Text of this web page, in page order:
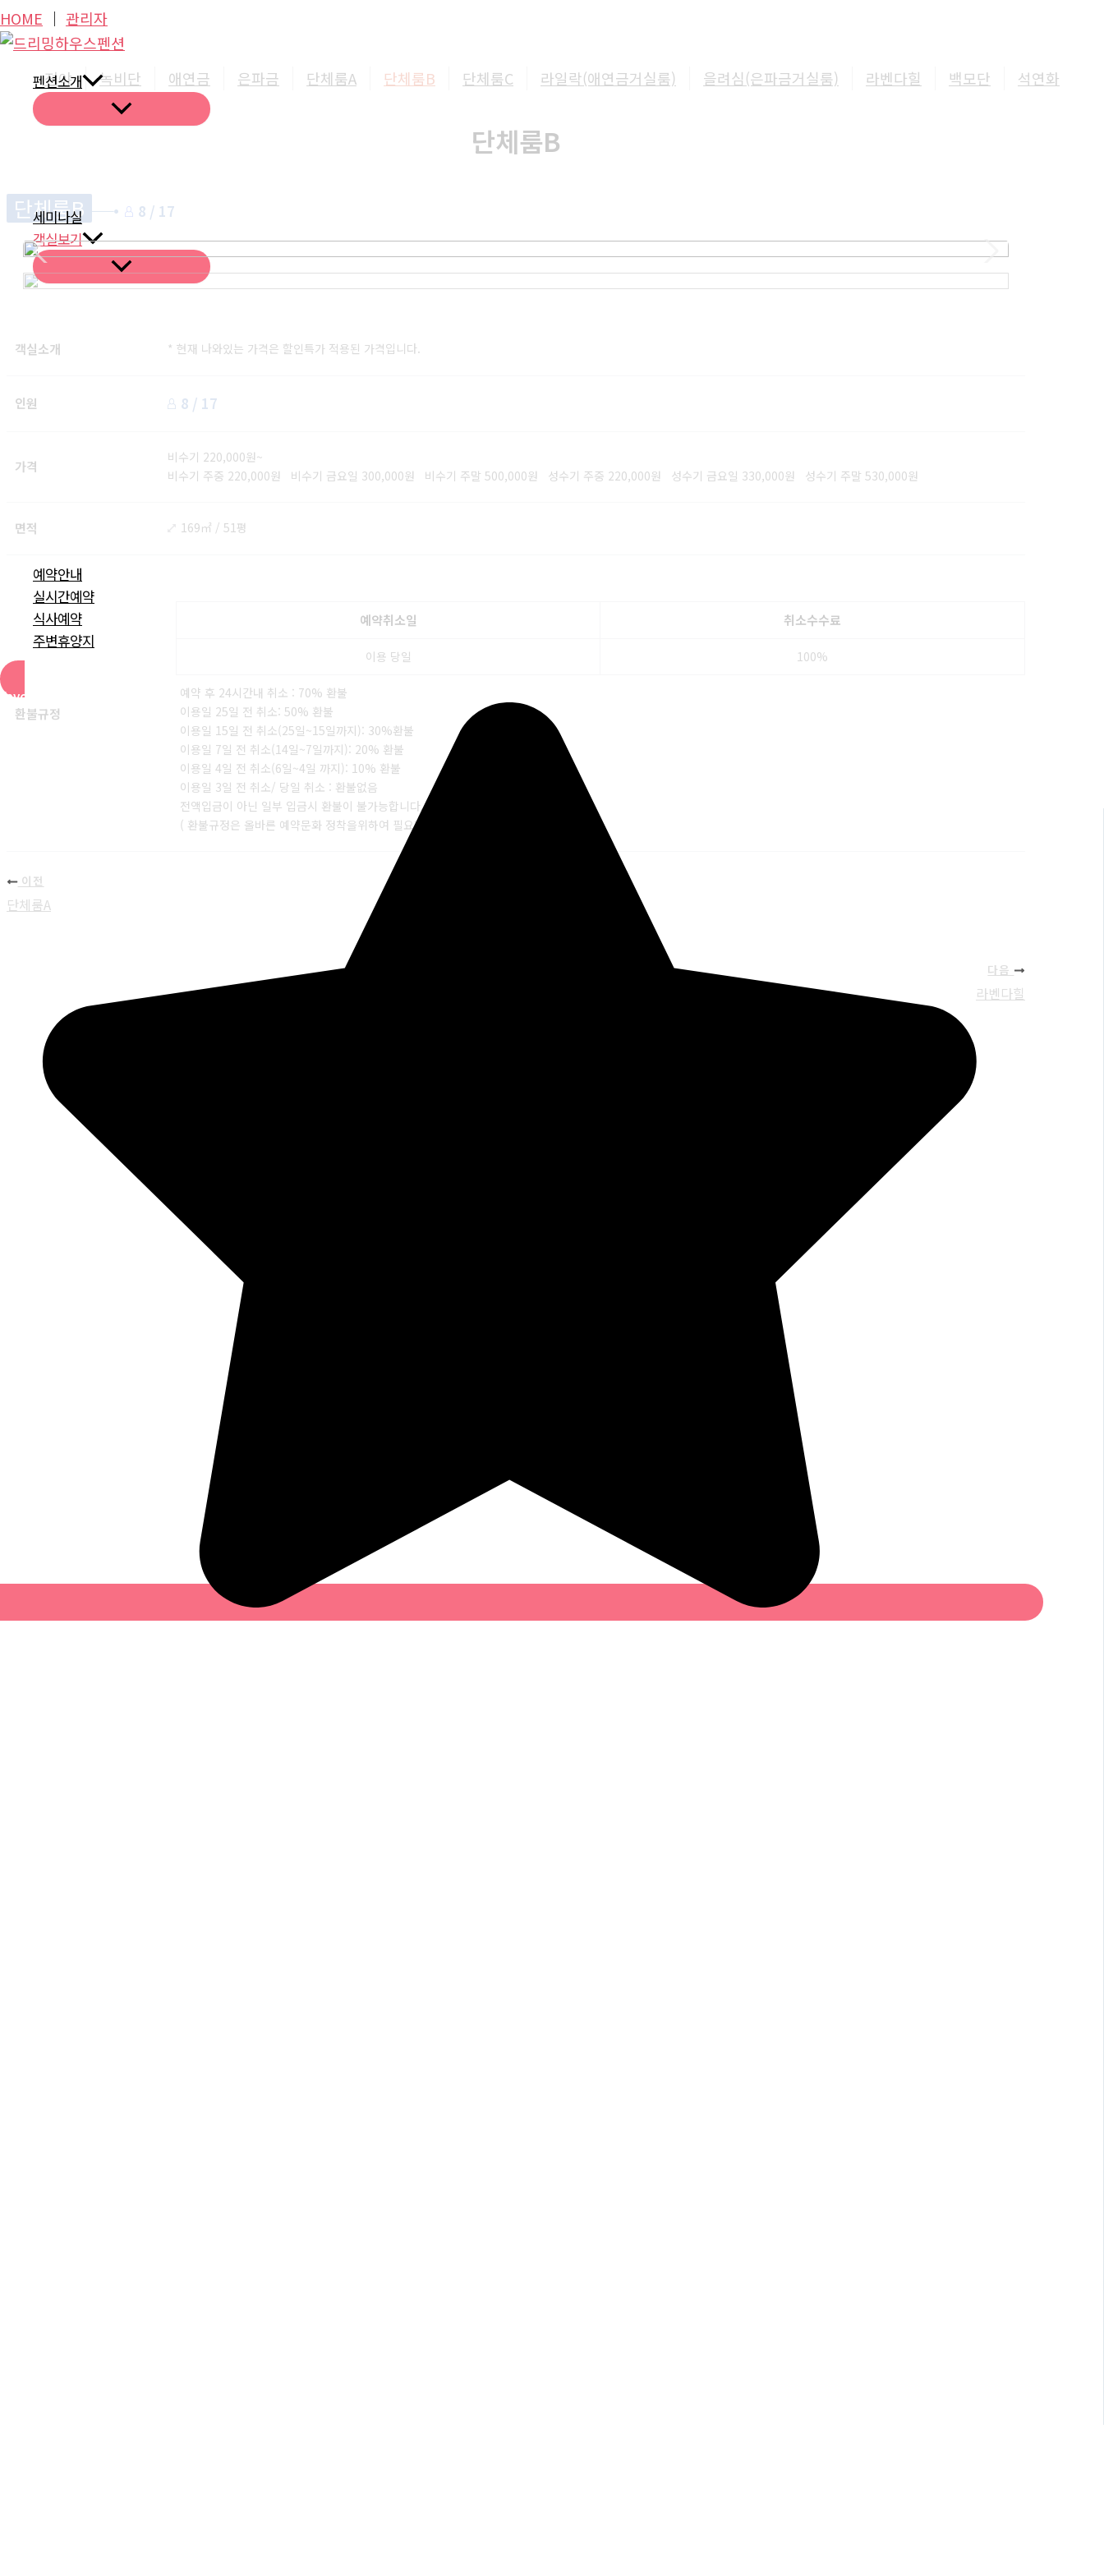
콘
텐
HOME │ 관리자
펜션소개
세미나실
객실보기
예약안내
실시간예약
식사예약
주변휴양지
Favorite
정야 녹비단 애연금 은파금 단체룸A 단체룸B 단체룸C 라일락(애연금거실룸) 을려심(은파금거실룸) 라벤다힐 백모단 석연화
단체룸B
단체룸B 8 / 17
객실소개 * 현재 나와있는 가격은 할인특가 적용된 가격입니다.
인원 8 / 17
가격
비수기 220,000원~
비수기 주중 220,000원 비수기 금요일 300,000원 비수기 주말 500,000원 성수기 주중 220,000원 성수기 금요일 330,000원 성수기 주말 530,000원
면적 169㎡ / 51평
환불규정
예약취소일 취소수수료
이용 당일 100%
예약 후 24시간내 취소 : 70% 환불
이용일 25일 전 취소: 50% 환불
이용일 15일 전 취소(25일~15일까지): 30%환불
이용일 7일 전 취소(14일~7일까지): 20% 환불
이용일 4일 전 취소(6일~4일 까지): 10% 환불
이용일 3일 전 취소/ 당일 취소 : 환불없음
전액입금이 아닌 일부 입금시 환불이 불가능합니다.
( 환불규정은 올바른 예약문화 정착을위하여 필요한 규정이오니 양해부탁드립니다.)
이전
단체룸A
다음
라벤다힐